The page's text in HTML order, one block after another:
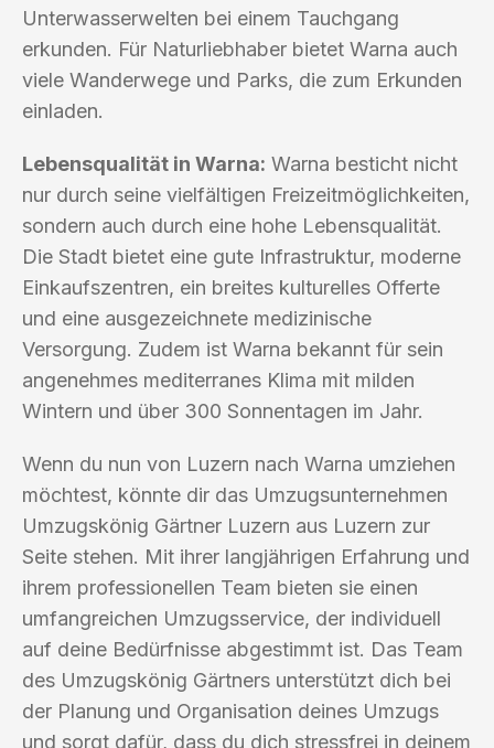
Unterwasserwelten bei einem Tauchgang
erkunden. Für Naturliebhaber bietet Warna auch
viele Wanderwege und Parks, die zum Erkunden
einladen.
Lebensqualität in Warna: Warna besticht nicht
nur durch seine vielfältigen Freizeitmöglichkeiten,
sondern auch durch eine hohe Lebensqualität.
Die Stadt bietet eine gute Infrastruktur, moderne
Einkaufszentren, ein breites kulturelles Offerte
und eine ausgezeichnete medizinische
Versorgung. Zudem ist Warna bekannt für sein
angenehmes mediterranes Klima mit milden
Wintern und über 300 Sonnentagen im Jahr.
Wenn du nun von Luzern nach Warna umziehen
möchtest, könnte dir das Umzugsunternehmen
Umzugskönig Gärtner Luzern aus Luzern zur
Seite stehen. Mit ihrer langjährigen Erfahrung und
ihrem professionellen Team bieten sie einen
umfangreichen Umzugsservice, der individuell
auf deine Bedürfnisse abgestimmt ist. Das Team
des Umzugskönig Gärtners unterstützt dich bei
der Planung und Organisation deines Umzugs
und sorgt dafür, dass du dich stressfrei in deinem